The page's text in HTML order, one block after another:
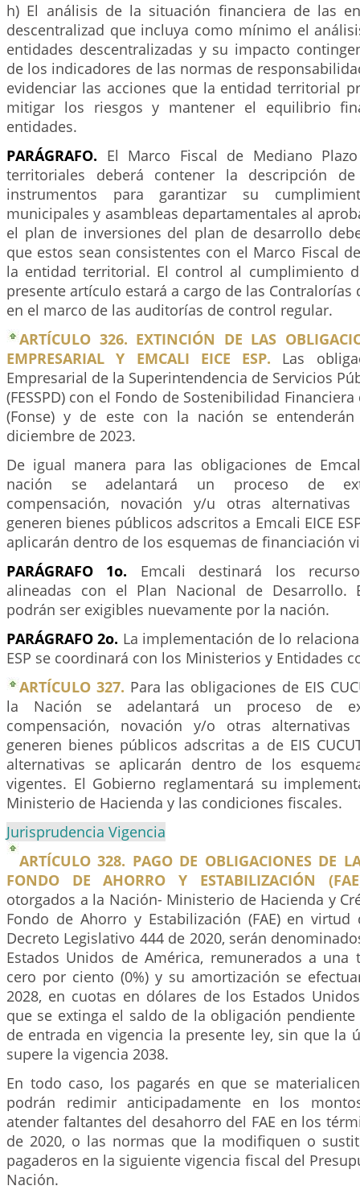
h) El análisis de la situación financiera de las
descentralizad que incluya como mínimo el
entidades descentralizadas y su impacto
de los indicadores de las normas de
evidenciar las acciones que la entidad territorial
mitigar los riesgos y mantener el equilibrio
entidades.
PARÁGRAFO. El Marco Fiscal de Mediano
territoriales deberá contener la descripción
instrumentos para garantizar su
municipales y asambleas departamentales al
el plan de inversiones del plan de desarrollo
que estos sean consistentes con el Marco Fiscal
la entidad territorial. El control al cumplimiento
presente artículo estará a cargo de las
en el marco de las auditorías de control regular.
ARTÍCULO 326. EXTINCIÓN DE LAS
EMPRESARIAL Y EMCALI EICE ESP. Las
Empresarial de la Superintendencia de Servicios
(FESSPD) con el Fondo de Sostenibilidad
(Fonse) y de este con la nación se
diciembre de 2023.
De igual manera para las obligaciones de
nación se adelantará un proceso de
compensación, novación y/u otras
generen bienes públicos adscritos a Emcali EICE
aplicarán dentro de los esquemas de financiación
PARÁGRAFO 1o. Emcali destinará los
alineadas con el Plan Nacional de Desarrollo.
podrán ser exigibles nuevamente por la nación.
PARÁGRAFO 2o. La implementación de lo
ESP se coordinará con los Ministerios y Entidades
ARTÍCULO 327. Para las obligaciones de EIS
la Nación se adelantará un proceso de
compensación, novación y/o otras
generen bienes públicos adscritas a de EIS
alternativas se aplicarán dentro de los
vigentes. El Gobierno reglamentará su
Ministerio de Hacienda y las condiciones fiscales.
Jurisprudencia Vigencia
ARTÍCULO 328. PAGO DE OBLIGACIONES DE
FONDO DE AHORRO Y ESTABILIZACIÓN
otorgados a la Nación- Ministerio de Hacienda y
Fondo de Ahorro y Estabilización (FAE) en
Decreto Legislativo 444 de 2020, serán
Estados Unidos de América, remunerados a una
cero por ciento (0%) y su amortización se
2028, en cuotas en dólares de los Estados
que se extinga el saldo de la obligación
de entrada en vigencia la presente ley, sin que la
supere la vigencia 2038.
En todo caso, los pagarés en que se
podrán redimir anticipadamente en los
atender faltantes del desahorro del FAE en los
de 2020, o las normas que la modifiquen o
pagaderos en la siguiente vigencia fiscal del
Nación.